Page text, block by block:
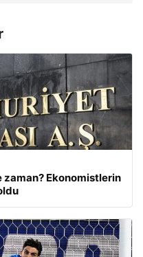
zaman? Ekonomistlerin